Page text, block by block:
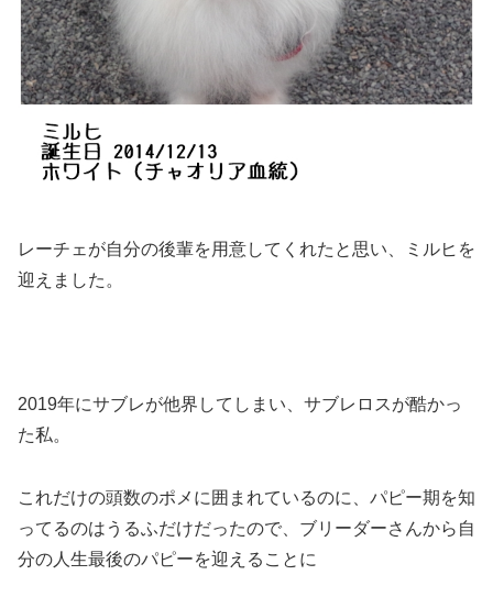
レーチェが自分の後輩を用意してくれたと思い、ミルヒを
迎えました。
2019年にサブレが他界してしまい、サブレロスが酷かっ
た私。
これだけの頭数のポメに囲まれているのに、パピー期を知
ってるのはうるふだけだったので、ブリーダーさんから自
分の人生最後のパピーを迎えることに